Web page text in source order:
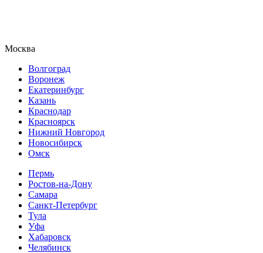
Москва
Волгоград
Воронеж
Екатеринбург
Казань
Краснодар
Красноярск
Нижний Новгород
Новосибирск
Омск
Пермь
Ростов-на-Дону
Самара
Санкт-Петербург
Тула
Уфа
Хабаровск
Челябинск